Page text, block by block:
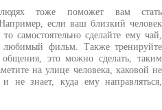
тоже поможет вам стать
если ваш близкий человек
самостоятельно сделайте ему чай,
любимый фильм. Также тренируйте
это можно сделать, таким
на улице человека, каковой не
не знает, куда ему направляться,